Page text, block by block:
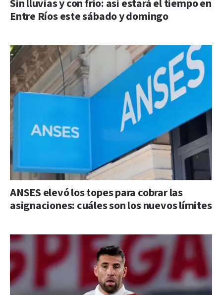
Sin lluvias y con frío: así estará el tiempo en
Entre Ríos este sábado y domingo
ANSES elevó los topes para cobrar las
asignaciones: cuáles son los nuevos límites